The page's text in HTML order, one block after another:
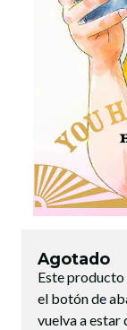
Agotado
Este
el botón de
vuelva a estar